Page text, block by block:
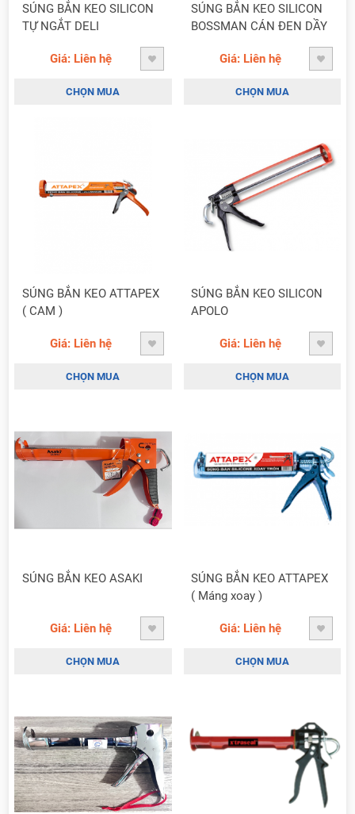
SÚNG BẮN KEO SILICON
TỰ NGẮT DELI
Giá: Liên hệ
CHỌN MUA
SÚNG BẮN KEO SILICON
BOSSMAN CÁN ĐEN DẦY
Giá: Liên hệ
CHỌN MUA
SÚNG BẮN KEO ATTAPEX
( CAM )
Giá: Liên hệ
CHỌN MUA
SÚNG BẮN KEO SILICON
APOLO
Giá: Liên hệ
CHỌN MUA
SÚNG BẮN KEO ASAKI
Giá: Liên hệ
CHỌN MUA
SÚNG BẮN KEO ATTAPEX
( Máng xoay )
Giá: Liên hệ
CHỌN MUA